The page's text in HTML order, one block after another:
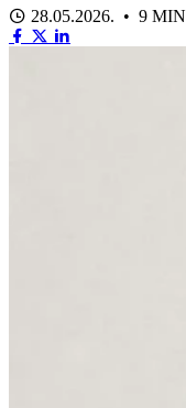
28.05.2026. • 9 MIN